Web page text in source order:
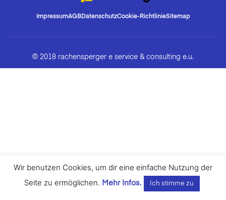
ImpressumAGBDatenschutzCookie-RichtlinieSitemap
© 2018 rachensperger e service & consulting e.u.
Wir benutzen Cookies, um dir eine einfache Nutzung der
Seite zu ermöglichen. Mehr Infos. Ich stimme zu